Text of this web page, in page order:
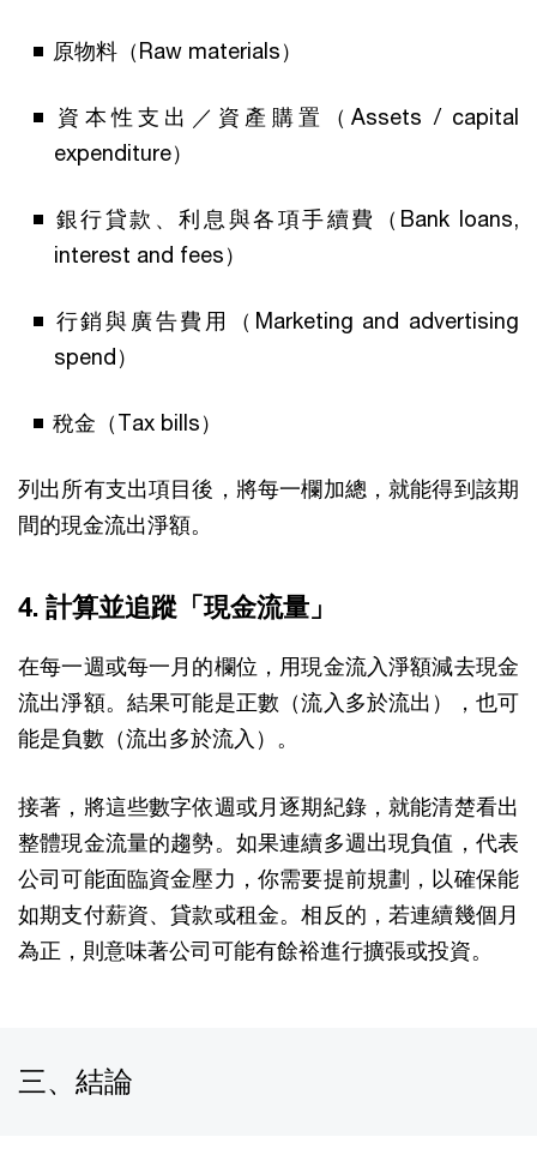
原物料（Raw materials）
資本性支出／資產購置（Assets / capital
expenditure）
銀行貸款、利息與各項手續費（Bank loans,
interest and fees）
行銷與廣告費用（Marketing and advertising
spend）
稅金（Tax bills）
列出所有支出項目後，將每一欄加總，就能得到該期
間的現金流出淨額。
4. 計算並追蹤「現金流量」
在每一週或每一月的欄位，用現金流入淨額減去現金
流出淨額。結果可能是正數（流入多於流出），也可
能是負數（流出多於流入）。
接著，將這些數字依週或月逐期紀錄，就能清楚看出
整體現金流量的趨勢。如果連續多週出現負值，代表
公司可能面臨資金壓力，你需要提前規劃，以確保能
如期支付薪資、貸款或租金。相反的，若連續幾個月
為正，則意味著公司可能有餘裕進行擴張或投資。
三、結論